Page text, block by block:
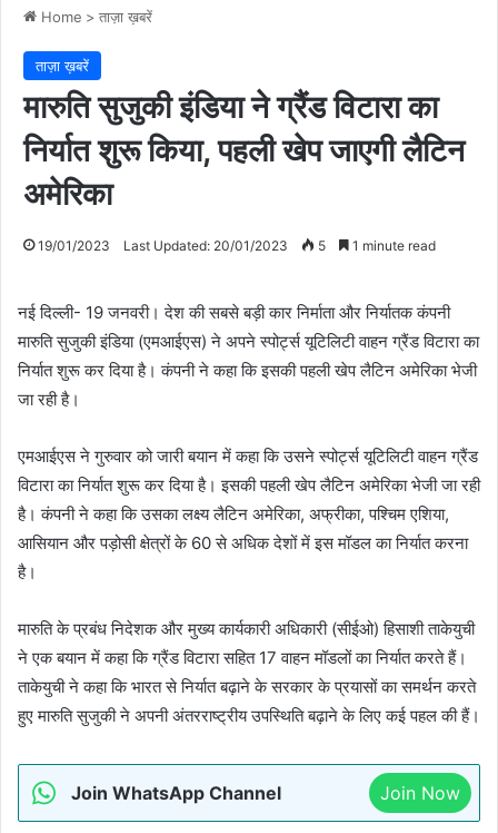
Home > ताज़ा ख़बरें
ताज़ा ख़बरें
मारुति सुजुकी इंडिया ने ग्रैंड विटारा का
निर्यात शुरू किया, पहली खेप जाएगी लैटिन
अमेरिका
19/01/2023 Last Updated: 20/01/2023 5 1 minute read
नई दिल्ली- 19 जनवरी। देश की सबसे बड़ी कार निर्माता और निर्यातक कंपनी
मारुति सुजुकी इंडिया (एमआईएस) ने अपने स्पोर्ट्स यूटिलिटी वाहन ग्रैंड विटारा का
निर्यात शुरू कर दिया है। कंपनी ने कहा कि इसकी पहली खेप लैटिन अमेरिका भेजी
जा रही है।
एमआईएस ने गुरुवार को जारी बयान में कहा कि उसने स्पोर्ट्स यूटिलिटी वाहन ग्रैंड
विटारा का निर्यात शुरू कर दिया है। इसकी पहली खेप लैटिन अमेरिका भेजी जा रही
है। कंपनी ने कहा कि उसका लक्ष्य लैटिन अमेरिका, अफ्रीका, पश्चिम एशिया,
आसियान और पड़ोसी क्षेत्रों के 60 से अधिक देशों में इस मॉडल का निर्यात करना
है।
मारुति के प्रबंध निदेशक और मुख्य कार्यकारी अधिकारी (सीईओ) हिसाशी ताकेयुची
ने एक बयान में कहा कि ग्रैंड विटारा सहित 17 वाहन मॉडलों का निर्यात करते हैं।
ताकेयुची ने कहा कि भारत से निर्यात बढ़ाने के सरकार के प्रयासों का समर्थन करते
हुए मारुति सुजुकी ने अपनी अंतरराष्ट्रीय उपस्थिति बढ़ाने के लिए कई पहल की हैं।
Join WhatsApp Channel Join Now